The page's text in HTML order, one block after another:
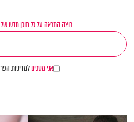
רוצה התראה על כל תוכן חדש של
אני מסכיםלמדיניות